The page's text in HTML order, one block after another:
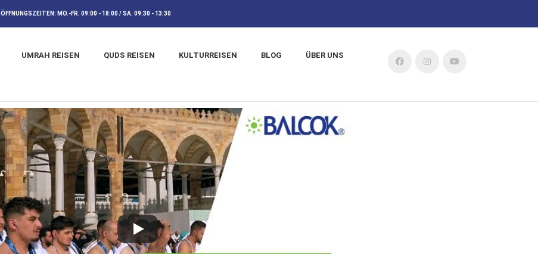
ÖFFNUNGSZEITEN: MO.-FR. 09:00 - 18:00 / SA. 09:30 - 13:30
UMRAH REISEN QUDS REISEN KULTURREISEN BLOG
ÜBER UNS